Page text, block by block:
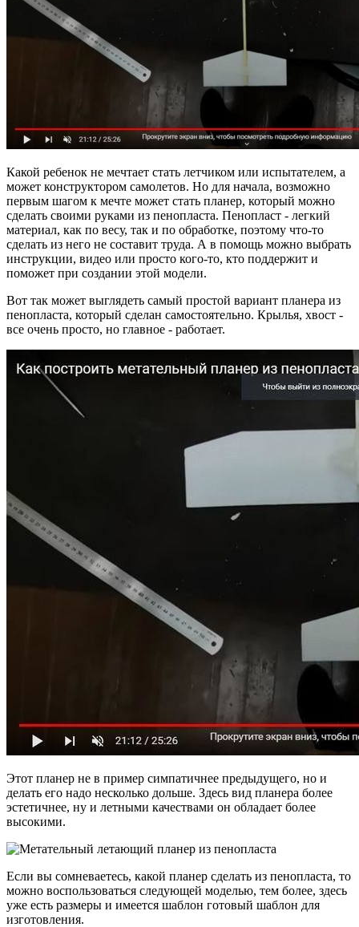
Какой ребенок не мечтает стать летчиком или испытателем, а
может конструктором самолетов. Но для начала, возможно
первым шагом к мечте может стать планер, который можно
сделать своими руками из пенопласта. Пенопласт - легкий
материал, как по весу, так и по обработке, поэтому что-то
сделать из него не составит труда. А в помощь можно выбрать
инструкции, видео или просто кого-то, кто поддержит и
поможет при создании этой модели.
Вот так может выглядеть самый простой вариант планера из
пенопласта, который сделан самостоятельно. Крылья, хвост -
все очень просто, но главное - работает.
Этот планер не в пример симпатичнее предыдущего, но и
делать его надо несколько дольше. Здесь вид планера более
эстетичнее, ну и летными качествами он обладает более
высокими.
Если вы сомневаетесь, какой планер сделать из пенопласта, то
можно воспользоваться следующей моделью, тем более, здесь
уже есть размеры и имеется шаблон готовый шаблон для
изготовления.